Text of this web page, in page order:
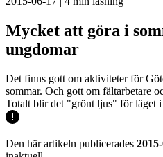
Mycket att göra i
ungdomar
Det finns gott om aktiviteter för
sommar. Och gott om fältarbetare
Totalt blir det "grönt ljus" för läget i
Den här artikeln publicerades